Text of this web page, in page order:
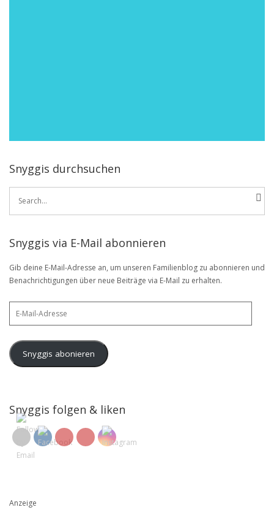
Snyggis durchsuchen
Search
Snyggis via E-Mail abonnieren
Gib deine E-Mail-Adresse an, um unseren Familienblog zu abonnieren und
Benachrichtigungen über neue Beiträge via E-Mail zu erhalten.
Snyggis abonieren
Snyggis folgen & liken
Anzeige